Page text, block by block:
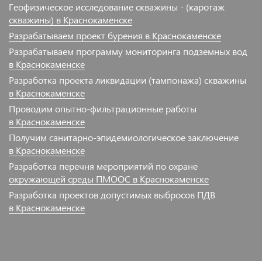
Геофизическое исследование скважины - (каротаж
скважины) в Краснокаменске
Разрабатываем проект бурения в Краснокаменске
Разрабатываем программу мониторинга подземных вод
в Краснокаменске
Разработка проекта ликвидации (тампонажа) скважины
в Краснокаменске
Проводим опытно-фильтрационные работы
в Краснокаменске
Получим санитарно-эпидемиологическое заключение
в Краснокаменске
Разработка перечня мероприятий по охране
окружающей среды ПМООС в Краснокаменске
Разработка проектов допустимых выбросов ПДВ
в Краснокаменске